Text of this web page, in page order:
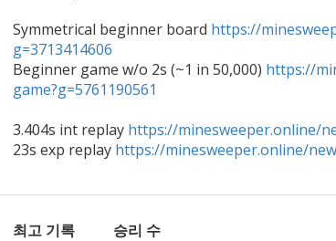
Symmetrical beginner board https://
g=3713414606
Beginner game w/o 2s (~1 in 50,000) https://
game?g=5761190561
3.404s int replay https://minesweeper.online/
23s exp replay https://minesweeper.online/
최고 기록
승리 수